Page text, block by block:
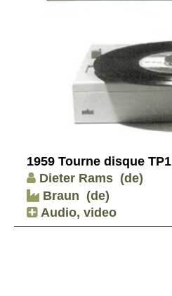
1959 Tourne disque TP1
Dieter Rams (de)
Braun (de)
Audio, video